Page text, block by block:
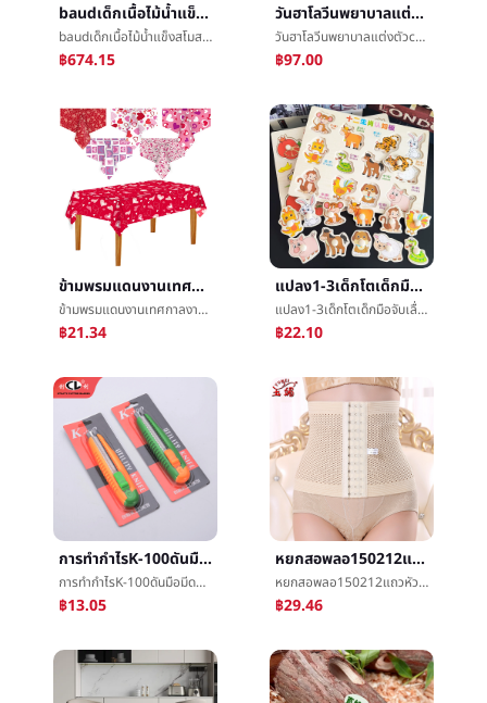
baudเด็กเนื้อไม้น้ำแข็งสโมสรผู้ใหญ่ไม้ฮอกกี้สโมสรวัยรุ่นที่ดินน้ำแข็งสโมสรผู้เริ่มสโมสรโรงงาน
baudเด็กเนื้อไม้น้ำแข็งสโมสรผู้ใหญ่ไม้ฮอกกี้สโมสรวัยรุ่นที่ดินน้ำแข็งสโมสรผู้เริ่มสโมสรโรงงาน
฿674.15
วันฮาโลวีนพยาบาลแต่งตัวcosplayบทบาทกระทำพยาบาลแต่งตัวเวทีแสดงเสื้อผ้าå¥แต่งตัวพอใจชุดชั้นใน
วันฮาโลวีนพยาบาลแต่งตัวcosplayบทบาทกระทำพยาบาลแต่งตัวเวทีแสดงเสื้อผ้าå¥แต่งตัวพอใจชุดชั้นใน
฿97.00
ข้ามพรมแดนงานเทศกาลงานเลี้ยงวันวาเลนไทน์ความรักการพิมพ์ผ้าปูโต๊ะเสนอพลาสติกครั้งหนึ่งของเล่นทางเพศเครื่องประดับจุด
ข้ามพรมแดนงานเทศกาลงานเลี้ยงวันวาเลนไทน์ความรักการพิมพ์ผ้าปูโต๊ะเสนอพลาสติกครั้งหนึ่งของเล่นทางเพศเครื่องประดับจุด
฿21.34
แปลง1-3เด็กโตเด็กมือจับเลื่อยเล็กสัตว์ผลไม้ความรู้ความเข้าใจต้นเรียนรู้จิ๊กซอว์บังคับแต่งหน้าทำด้วยไม้แผง
แปลง1-3เด็กโตเด็กมือจับเลื่อยเล็กสัตว์ผลไม้ความรู้ความเข้าใจต้นเรียนรู้จิ๊กซอว์บังคับแต่งหน้าทำด้วยไม้แผง
฿22.10
การทำกำไรK-100ดันมือมีดยูทิลิตี้เครื่องมือมีดสำนักงานบทความอนุมัติçº¸มีดวอลล์เปเปอร์มีดจัดส่งด่วนการเอาออกมีดยูทิลิตี้
การทำกำไรK-100ดันมือมีดยูทิลิตี้เครื่องมือมีดสำนักงานบทความอนุมัติçº¸มีดวอลล์เปเปอร์มีดจัดส่งด่วนการเอาออกมีดยูทิลิตี้
฿13.05
หยกสอพลอ150212แถวหัวเข็มขัดนางสาวเงินได้บริเวณหน้าท้องหญิงตั้งครรภ์ภายหลังเกิดæบริเวณหน้าท้องร่างกายการออกกำลังกายเงินได้เข็มขัดขายส่ง
หยกสอพลอ150212แถวหัวเข็มขัดนางสาวเงินได้บริเวณหน้าท้องหญิงตั้งครรภ์ภายหลังเกิดæบริเวณหน้าท้องร่างกายการออกกำลังกายเงินได้เข็มขัดขายส่ง
฿29.46